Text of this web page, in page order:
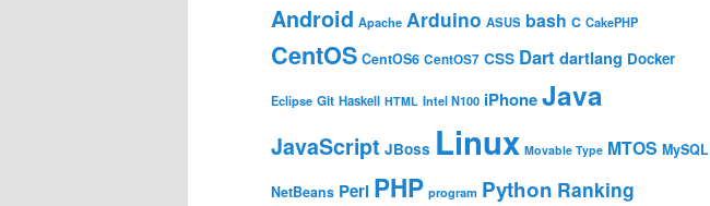
Android Apache Arduino ASUS bash C CakePHP
CentOS CentOS6 CentOS7 CSS Dart dartlang Docker
Eclipse Git Haskell HTML Intel N100 iPhoneJava
JavaScript JBoss Linux Movable Type MTOS MySQL
NetBeans Perl PHP program Python Ranking